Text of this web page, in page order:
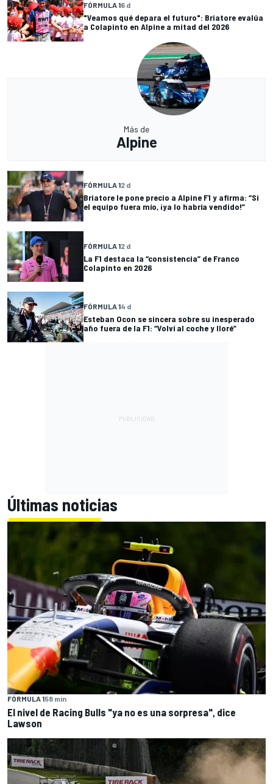
FÓRMULA 16 d
"Veamos qué depara el futuro": Briatore evalúa
a Colapinto en Alpine a mitad del 2026
Más de
Alpine
FÓRMULA 12 d
Briatore le pone precio a Alpine F1 y afirma: “Si
el equipo fuera mío, ¡ya lo habría vendido!”
FÓRMULA 12 d
La F1 destaca la “consistencia” de Franco
Colapinto en 2026
FÓRMULA 14 d
Esteban Ocon se sincera sobre su inesperado
año fuera de la F1: “Volví al coche y lloré”
Últimas noticias
FÓRMULA 158 min
El nivel de Racing Bulls "ya no es una sorpresa", dice
Lawson